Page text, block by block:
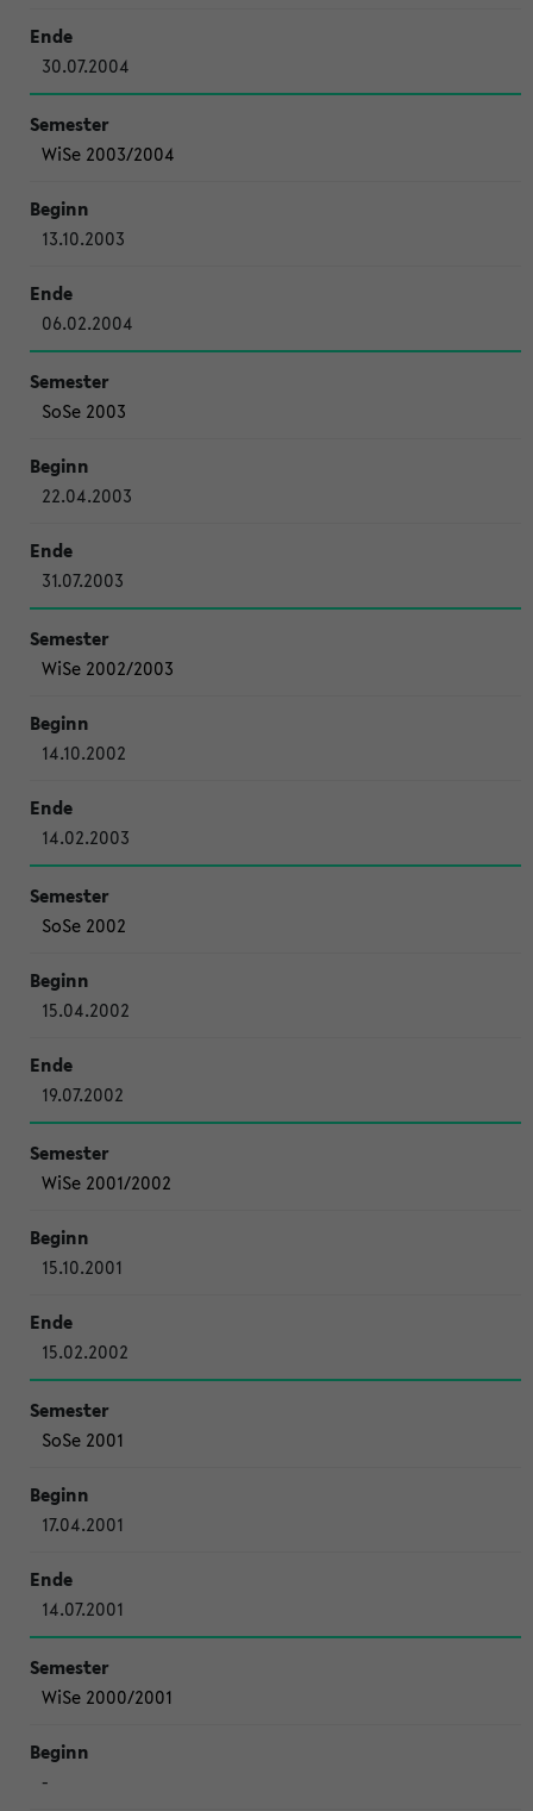
30.07.2004
WiSe 2003/2004
13.10.2003
06.02.2004
SoSe 2003
22.04.2003
31.07.2003
WiSe 2002/2003
14.10.2002
14.02.2003
SoSe 2002
15.04.2002
19.07.2002
WiSe 2001/2002
15.10.2001
15.02.2002
SoSe 2001
17.04.2001
14.07.2001
WiSe 2000/2001
-